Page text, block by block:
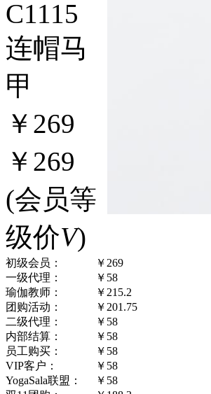
C1115
连帽马
甲
￥269
￥269
(会员等
级价V)
初级会员：
￥269
一级代理：
￥58
瑜伽教师：
￥215.2
团购活动：
￥201.75
二级代理：
￥58
内部结算：
￥58
员工购买：
￥58
VIP客户：
￥58
YogaSala联盟：
￥58